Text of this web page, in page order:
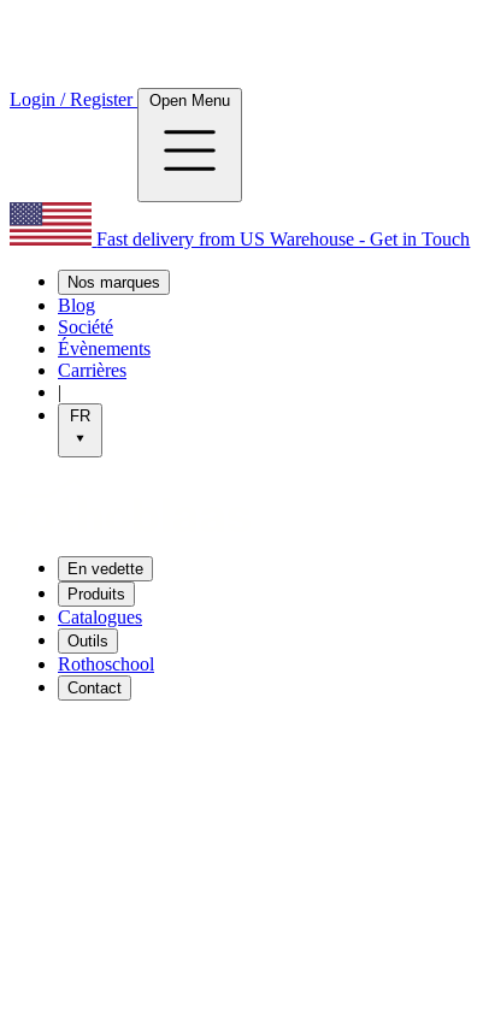
Login / Register Open Menu
Fast delivery from US Warehouse - Get in Touch
Nos marques
Blog
Société
Évènements
Carrières
|
FR
En vedette
Produits
Catalogues
Outils
Rothoschool
Contact